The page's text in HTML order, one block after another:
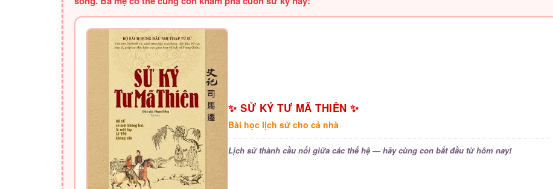
✨ SỬ KÝ TƯ MÃ THIÊN ✨
Bài học lịch sử cho cả nhà
Lịch sử thành cầu nối giữa các thế hệ — hãy cùng con bắt đầu từ hôm nay!